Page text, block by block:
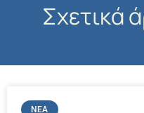
Σχετικά
ΝΈΑ